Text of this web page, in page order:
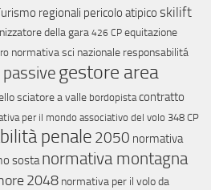
regionali pericolo atipico skilift
della gara 426 CP equitazione
normativa sci nazionale responsabilitá
gestore area
sciatore a valle bordopista contratto
per il mondo associativo del volo 348 CP
penale 2050 normativa
sosta normativa montagna
2048 normativa per il volo da